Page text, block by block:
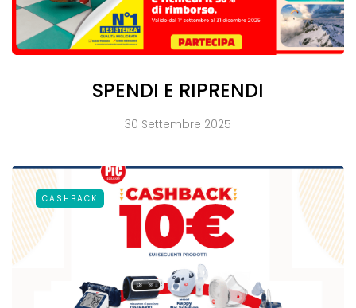
SPENDI E RIPRENDI
30 Settembre 2025
CASHBACK